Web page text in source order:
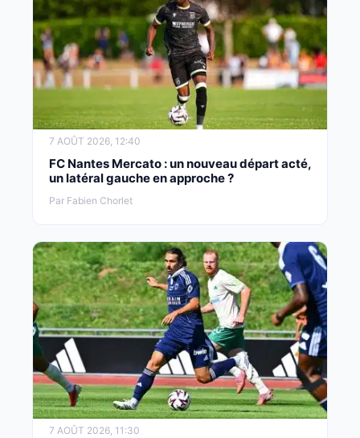
7 AOÛT 2026, 12:40
FC Nantes Mercato : un nouveau départ acté,
un latéral gauche en approche ?
Par Fabien Chorlet
7 AOÛT 2026, 11:30